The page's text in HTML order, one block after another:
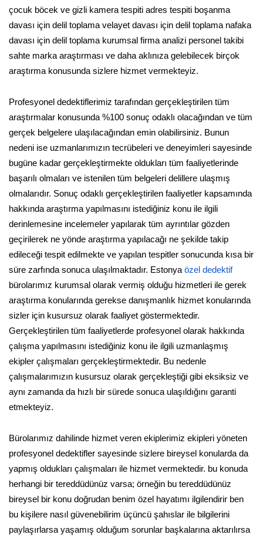
çocuk böcek ve gizli kamera tespiti adres tespiti boşanma
davası için delil toplama velayet davası için delil toplama nafaka
davası için delil toplama kurumsal firma analizi personel takibi
sahte marka araştırması ve daha aklınıza gelebilecek birçok
araştırma konusunda sizlere hizmet vermekteyiz.
Profesyonel dedektiflerimiz tarafından gerçekleştirilen tüm
araştırmalar konusunda %100 sonuç odaklı olacağından ve tüm
gerçek belgelere ulaşılacağından emin olabilirsiniz. Bunun
nedeni ise uzmanlarımızın tecrübeleri ve deneyimleri sayesinde
bugüne kadar gerçekleştirmekte oldukları tüm faaliyetlerinde
başarılı olmaları ve istenilen tüm belgeleri delillere ulaşmış
olmalarıdır. Sonuç odaklı gerçekleştirilen faaliyetler kapsamında
hakkında araştırma yapılmasını istediğiniz konu ile ilgili
derinlemesine incelemeler yapılarak tüm ayrıntılar gözden
geçirilerek ne yönde araştırma yapılacağı ne şekilde takip
edileceği tespit edilmekte ve yapılan tespitler sonucunda kısa bir
süre zarfında sonuca ulaşılmaktadır. Estonya özel dedektif
bürolarımız kurumsal olarak vermiş olduğu hizmetleri ile gerek
araştırma konularında gerekse danışmanlık hizmet konularında
sizler için kusursuz olarak faaliyet göstermektedir.
Gerçekleştirilen tüm faaliyetlerde profesyonel olarak hakkında
çalışma yapılmasını istediğiniz konu ile ilgili uzmanlaşmış
ekipler çalışmaları gerçekleştirmektedir. Bu nedenle
çalışmalarımızın kusursuz olarak gerçekleştiği gibi eksiksiz ve
aynı zamanda da hızlı bir sürede sonuca ulaşıldığını garanti
etmekteyiz.
Bürolarımız dahilinde hizmet veren ekiplerimiz ekipleri yöneten
profesyonel dedektifler sayesinde sizlere bireysel konularda da
yapmış oldukları çalışmaları ile hizmet vermektedir. bu konuda
herhangi bir tereddüdünüz varsa; örneğin bu tereddüdünüz
bireysel bir konu doğrudan benim özel hayatımı ilgilendirir ben
bu kişilere nasıl güvenebilirim üçüncü şahıslar ile bilgilerini
paylaşırlarsa yaşamış olduğum sorunlar başkalarına aktarılırsa